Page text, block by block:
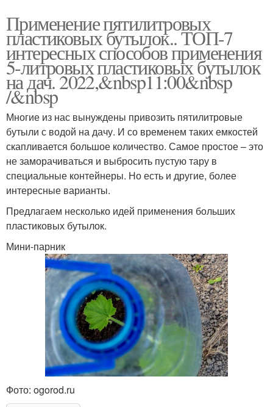
Применение пятилитровых
пластиковых бутылок.. ТОП-7
интересных способов применения
5-литровых пластиковых бутылок
на дач. 2022,&nbsp11:00&nbsp
/&nbsp
Многие из нас вынуждены привозить пятилитровые
бутыли с водой на дачу. И со временем таких емкостей
скапливается большое количество. Самое простое – это
не заморачиваться и выбросить пустую тару в
специальные контейнеры. Но есть и другие, более
интересные варианты.
Предлагаем несколько идей применения больших
пластиковых бутылок.
Мини-парник
Фото: ogorod.ru